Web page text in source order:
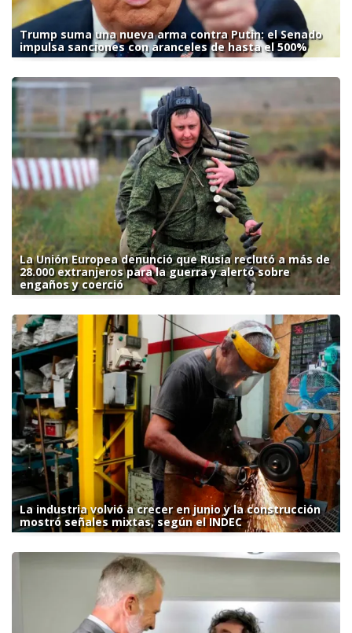
Trump suma una nueva arma contra Putin: el Senado
impulsa sanciones con aranceles de hasta el 500%
La Unión Europea denunció que Rusia reclutó a más de
28.000 extranjeros para la guerra y alertó sobre
engaños y coerció
La industria volvió a crecer en junio y la construcción
mostró señales mixtas, según el INDEC